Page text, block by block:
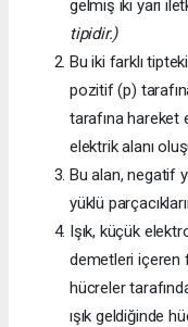
gelmiş iki yarı
tipidir.)
Bu iki farklı
pozitif (p)
tarafına hareket
elektrik alanı
Bu alan, negatif
yüklü
Işık, küçük
demetleri içeren
hücreler
ışık geldiğinde